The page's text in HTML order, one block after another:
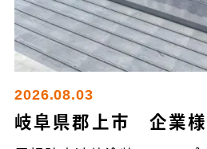
2026.08.03
岐阜県郡上市 企業